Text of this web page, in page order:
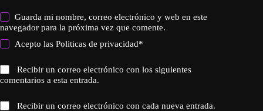
Guarda mi nombre, correo electrónico y web en este
navegador para la próxima vez que comente.
Acepto lasPoliticas de privacidad*
Recibir un correo electrónico con los siguientes
comentarios a esta entrada.
Recibir un correo electrónico con cada nueva entrada.